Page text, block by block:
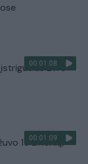
00:01:08Evro
00:01:09
15 žmonių,